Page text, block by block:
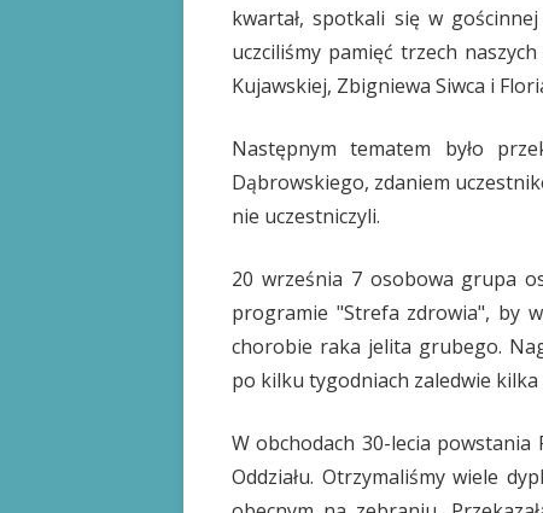
kwartał, spotkali się w
uczciliśmy pamięć trzech
Kujawskiej, Zbigniewa Siwca i
Następnym tematem było
Dąbrowskiego, zdaniem
nie uczestniczyli.
20 września 7 osobowa grupa
programie "Strefa zdrowia", by
chorobie raka jelita grubego.
po kilku tygodniach zaledwie
W obchodach 30-lecia powstania
Oddziału. Otrzymaliśmy wiele